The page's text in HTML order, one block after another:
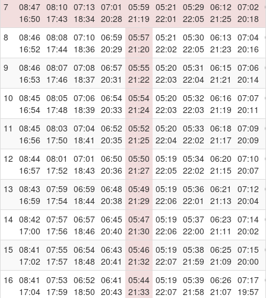
7
08:47
16:50
08:10
17:43
07:13
18:34
07:01
20:28
05:59
21:19
05:21
22:01
05:29
22:05
06:12
21:25
07:02
20:18
8
08:46
16:52
08:08
17:44
07:10
18:36
06:59
20:29
05:57
21:20
05:21
22:02
05:30
22:05
06:13
21:23
07:04
20:16
9
08:46
16:53
08:07
17:46
07:08
18:37
06:57
20:31
05:55
21:22
05:20
22:03
05:31
22:04
06:15
21:21
07:06
20:14
10 08:45
16:54
08:05
17:48
07:06
18:39
06:54
20:33
05:54
21:24
05:20
22:03
05:32
22:03
06:16
21:19
07:07
20:11
11
08:45
16:56
08:03
17:50
07:04
18:41
06:52
20:35
05:52
21:25
05:20
22:04
05:33
22:02
06:18
21:17
07:09
20:09
12 08:44
16:57
08:01
17:52
07:01
18:43
06:50
20:36
05:50
21:27
05:19
22:05
05:34
22:02
06:20
21:15
07:10
20:07
13 08:43
16:59
07:59
17:54
06:59
18:44
06:48
20:38
05:49
21:29
05:19
22:06
05:36
22:01
06:21
21:13
07:12
20:04
14 08:42
17:00
07:57
17:56
06:57
18:46
06:45
20:40
05:47
21:30
05:19
22:06
05:37
22:00
06:23
21:11
07:14
20:02
15 08:41
17:02
07:55
17:57
06:54
18:48
06:43
20:41
05:46
21:32
05:19
22:07
05:38
21:59
06:25
21:09
07:15
20:00
16 08:41
17:04
07:53
17:59
06:52
18:50
06:41
20:43
05:44
21:33
05:19
22:07
05:39
21:58
06:26
21:07
07:17
19:57